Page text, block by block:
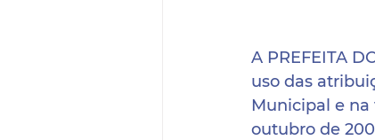
A PREFEITA
uso das
Municipal e na
outubro de